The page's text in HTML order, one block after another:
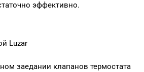
эффективно.
Luzar
заедании клапанов термостата